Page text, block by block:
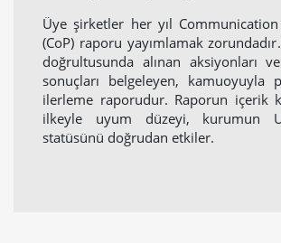
Üye şirketler her yıl
(CoP) raporu yayımlamak
doğrultusunda alınan aksiyonları
sonuçları belgeleyen, kamuoyuyla
ilerleme raporudur. Raporun içerik
ilkeyle uyum düzeyi, kurumun
statüsünü doğrudan etkiler.